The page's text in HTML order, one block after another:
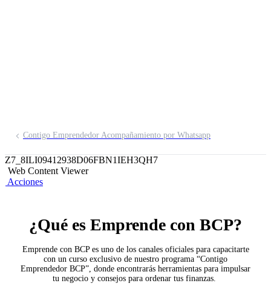
Contigo Emprendedor Acompañamiento por Whatsapp
Z7_8ILI09412938D06FBN1IEH3QH7
Web Content Viewer
Acciones
¿Qué es Emprende con BCP?
Emprende con BCP es uno de los canales oficiales para capacitarte
con un curso exclusivo de nuestro programa “Contigo
Emprendedor BCP”, donde encontrarás herramientas para impulsar
tu negocio y consejos para ordenar tus finanzas. ​